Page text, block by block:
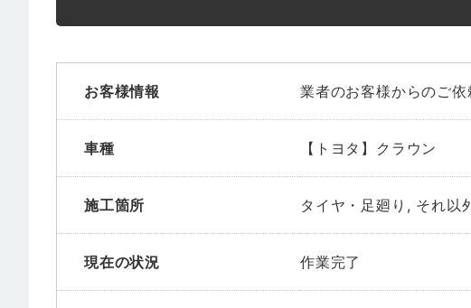
お客様情報 業者のお客様からのご依
車種 【トヨタ】クラウン
施工箇所 タイヤ・足廻り, それ以
現在の状況 作業完了